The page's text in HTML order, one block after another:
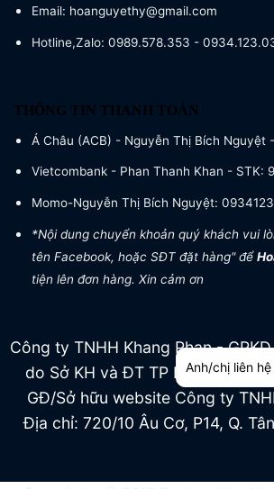
Email: hoanguyethy@gmail.com
Hotline,Zalo: 0989.578.353 -
THÔNG TIN THANH TOÁN
Á Châu (ACB) - Nguyễn Thị Bích Nguyệt
Vietcombank - Phan Thanh Khan - STK:
Momo-Nguyễn Thị Bích Nguyệt:
*Nội dung chuyển khoản quý khách vui
tên Facebook, hoặc SĐT đặt hàng" để
tiện lên đơn hàng. Xin cảm ơn
Công ty TNHH Khang Phan -
do Sở KH và ĐT TP HCM cấp
GĐ/Sở hữu website Công ty
Địa chỉ: 720/10 Âu Cơ, P14, Q.
Anh/chị liên